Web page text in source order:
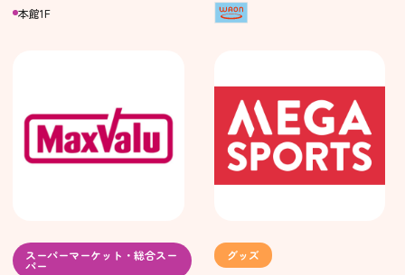
本館1F
スーパーマーケット・総合スー
パー
グッズ